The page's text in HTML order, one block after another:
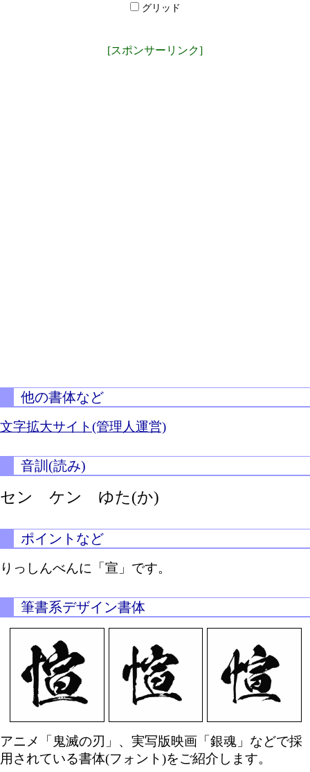
グリッド
[スポンサーリンク]
他の書体など
文字拡大サイト(管理人運営)
音訓(読み)
セン ケン ゆた(か)
ポイントなど
りっしんべんに「宣」です。
筆書系デザイン書体
アニメ「鬼滅の刃」、実写版映画「銀魂」などで採
用されている書体(フォント)をご紹介します。